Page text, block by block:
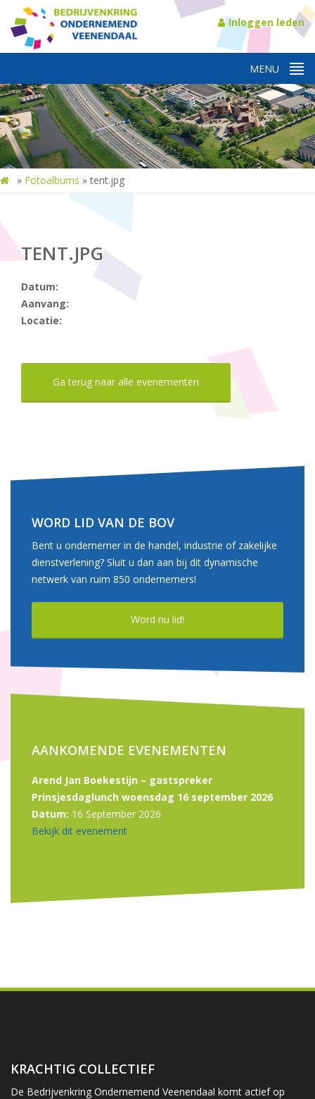
Inloggen leden
» Fotoalbums »tent.jpg
TENT.JPG
Datum:
Aanvang:
Locatie:
Ga terug naar alle evenementen
WORD LID VAN DE BOV
Bent u ondernemer in de handel, industrie of zakelijke
dienstverlening? Sluit u dan aan bij dit dynamische
netwerk van ruim 850 ondernemers!
Word nu lid!
AANKOMENDE EVENEMENTEN
Arend Jan Boekestijn – gastspreker
Prinsjesdaglunch woensdag 16 september 2026
Datum: 16 September 2026
Bekijk dit evenement
KRACHTIG COLLECTIEF
De Bedrijvenkring Ondernemend Veenendaal komt actief op